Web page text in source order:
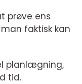
prøve ens
faktisk kan
planlægning,
tid.